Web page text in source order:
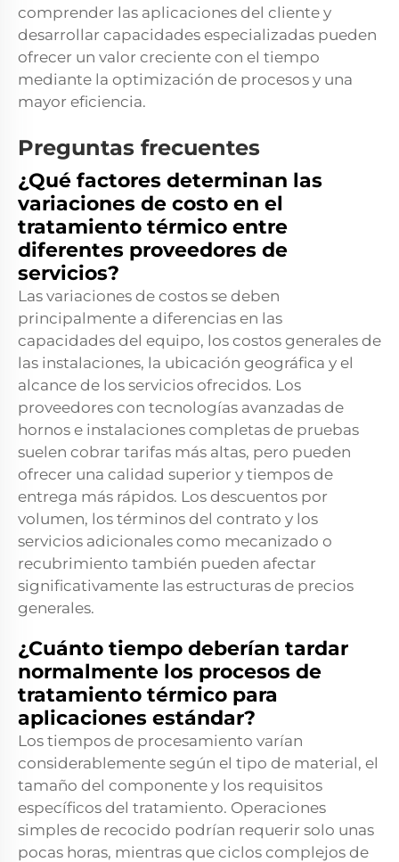
comprender las aplicaciones del cliente y
desarrollar capacidades especializadas pueden
ofrecer un valor creciente con el tiempo
mediante la optimización de procesos y una
mayor eficiencia.
Preguntas frecuentes
¿Qué factores determinan las
variaciones de costo en el
tratamiento térmico entre
diferentes proveedores de
servicios?
Las variaciones de costos se deben
principalmente a diferencias en las
capacidades del equipo, los costos generales de
las instalaciones, la ubicación geográfica y el
alcance de los servicios ofrecidos. Los
proveedores con tecnologías avanzadas de
hornos e instalaciones completas de pruebas
suelen cobrar tarifas más altas, pero pueden
ofrecer una calidad superior y tiempos de
entrega más rápidos. Los descuentos por
volumen, los términos del contrato y los
servicios adicionales como mecanizado o
recubrimiento también pueden afectar
significativamente las estructuras de precios
generales.
¿Cuánto tiempo deberían tardar
normalmente los procesos de
tratamiento térmico para
aplicaciones estándar?
Los tiempos de procesamiento varían
considerablemente según el tipo de material, el
tamaño del componente y los requisitos
específicos del tratamiento. Operaciones
simples de recocido podrían requerir solo unas
pocas horas, mientras que ciclos complejos de